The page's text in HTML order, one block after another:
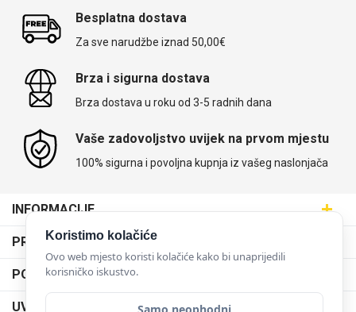
Besplatna dostava
Za sve narudžbe iznad 50,00€
Brza i sigurna dostava
Brza dostava u roku od 3-5 radnih dana
Vaše zadovoljstvo uvijek na prvom mjestu
100% sigurna i povoljna kupnja iz vašeg naslonjača
INFORMACIJE
Maskice.hr - Web trgovina
SVIJET MASKICA d.o.o.
Aleja javora 13, 10000 Zagreb
095 5555 345
PRODAJNA MJESTA
Poslovnica Trešnjevka
Poslovnica Dubrava
PODRŠKA
Dostava
UVJETI KORIŠTENJA
Koristimo kolačiće
Ovo web mjesto koristi kolačiće kako bi unaprijedili
korisničko iskustvo.